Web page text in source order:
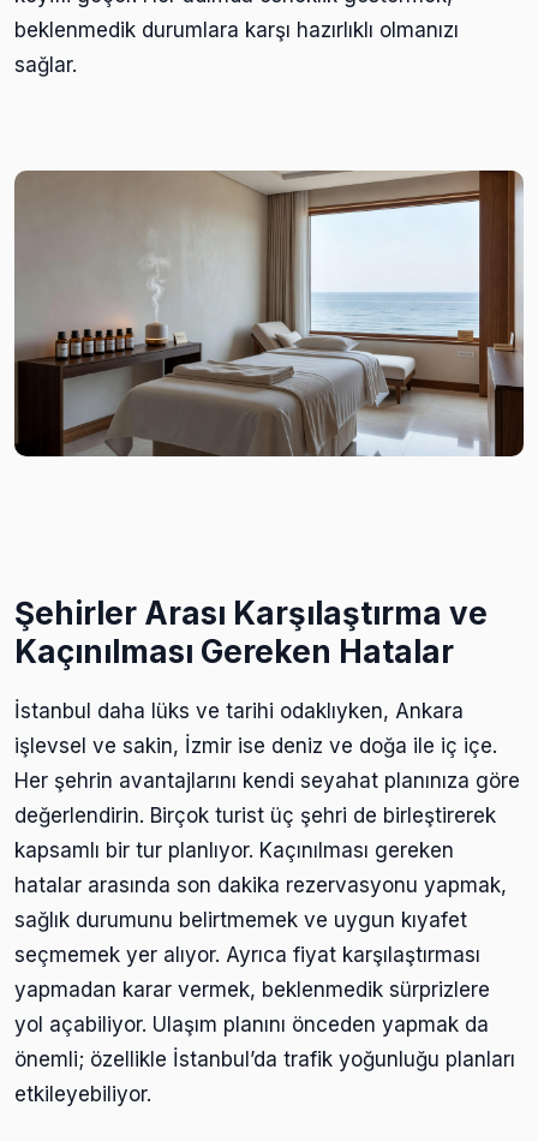
beklenmedik durumlara karşı hazırlıklı olmanızı
sağlar.
Şehirler Arası Karşılaştırma ve
Kaçınılması Gereken Hatalar
İstanbul daha lüks ve tarihi odaklıyken, Ankara
işlevsel ve sakin, İzmir ise deniz ve doğa ile iç içe.
Her şehrin avantajlarını kendi seyahat planınıza göre
değerlendirin. Birçok turist üç şehri de birleştirerek
kapsamlı bir tur planlıyor. Kaçınılması gereken
hatalar arasında son dakika rezervasyonu yapmak,
sağlık durumunu belirtmemek ve uygun kıyafet
seçmemek yer alıyor. Ayrıca fiyat karşılaştırması
yapmadan karar vermek, beklenmedik sürprizlere
yol açabiliyor. Ulaşım planını önceden yapmak da
önemli; özellikle İstanbul’da trafik yoğunluğu planları
etkileyebiliyor.